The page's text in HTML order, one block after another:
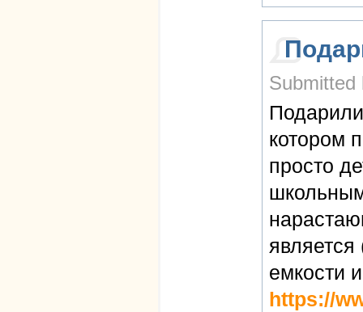
Submitted
котором
просто
емкости
https://